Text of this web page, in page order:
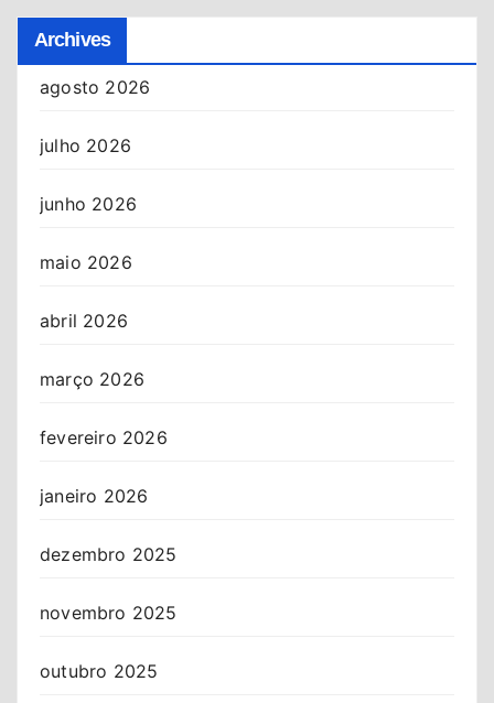
Archives
agosto 2026
julho 2026
junho 2026
maio 2026
abril 2026
março 2026
fevereiro 2026
janeiro 2026
dezembro 2025
novembro 2025
outubro 2025